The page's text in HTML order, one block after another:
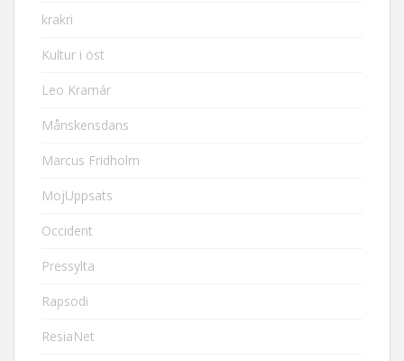
krakri
Kultur i öst
Leo Kramár
Månskensdans
Marcus Fridholm
MojUppsats
Occident
Pressylta
Rapsodi
ResiaNet